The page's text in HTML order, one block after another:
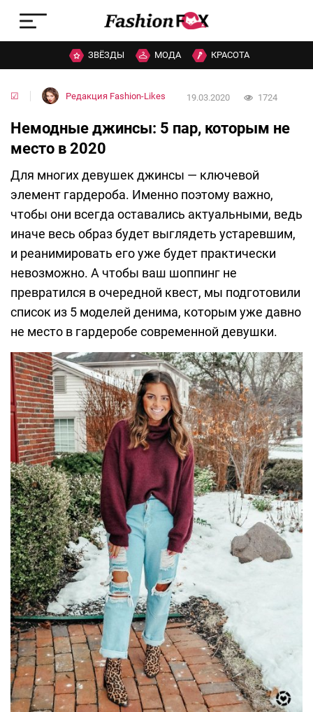
ЗВЁЗДЫ МОДА КРАСОТА
☑ Редакция Fashion-Likes 19.03.2020 1724
Немодные джинсы: 5 пар, которым не
место в 2020
Для многих девушек джинсы — ключевой
элемент гардероба. Именно поэтому важно,
чтобы они всегда оставались актуальными, ведь
иначе весь образ будет выглядеть устаревшим,
и реанимировать его уже будет практически
невозможно. А чтобы ваш шоппинг не
превратился в очередной квест, мы подготовили
список из 5 моделей денима, которым уже давно
не место в гардеробе современной девушки.